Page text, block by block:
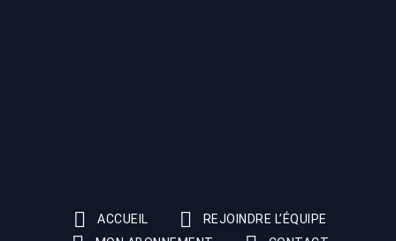
ACCUEIL
REJOINDRE L’ÉQUIPE